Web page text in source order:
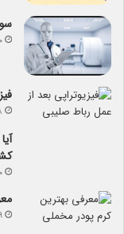
۸
۱۰
۲۹